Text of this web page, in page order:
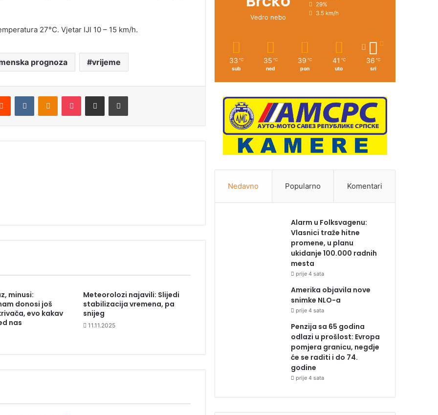
27°C. Vjetar IJI 10 – 15 km/h.
prognoza vrijeme
minusi:
donosi još
evo kakav
nas
Meteorolozi najavili: Slijedi
stabilizacija vremena, pa
snijeg
11.11.2025
Vedro nebo
29%
3.5 km/h
33 ℃
sub
35 ℃
ned
39 ℃
pon
41 ℃
uto
36 ℃
sri
Nedavno Popularno Komentari
Alarm u Folksvagenu:
Vlasnici traže hitne
promene, u planu
ukidanje 100.000 radnih
mesta
prije 4 sata
Amerika objavila nove
snimke NLO-a
prije 4 sata
Penzija sa 65 godina
odlazi u prošlost: Evropa
pomjera granicu, negdje
će se raditi i do 74.
godine
prije 4 sata